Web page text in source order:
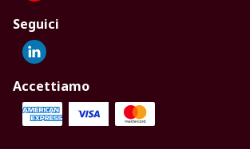
Seguici
Accettiamo